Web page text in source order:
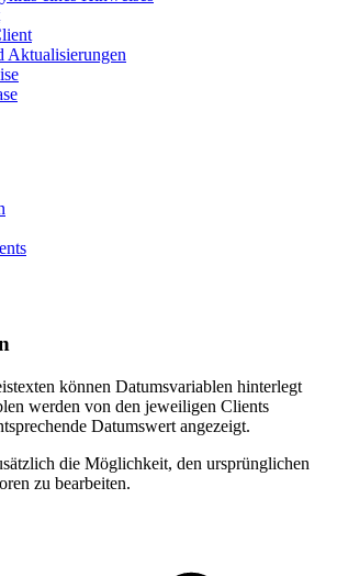
Aktualisierungen
können Datumsvariablen hinterlegt
werden von den jeweiligen Clients
Datumswert angezeigt.
die Möglichkeit, den ursprünglichen
zu bearbeiten.